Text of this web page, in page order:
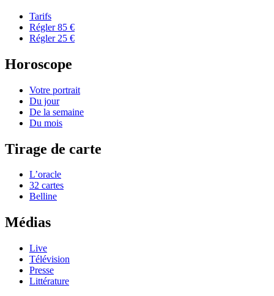
Tarifs
Régler 85 €
Régler 25 €
Horoscope
Votre portrait
Du jour
De la semaine
Du mois
Tirage de carte
L’oracle
32 cartes
Belline
Médias
Live
Télévision
Presse
Littérature